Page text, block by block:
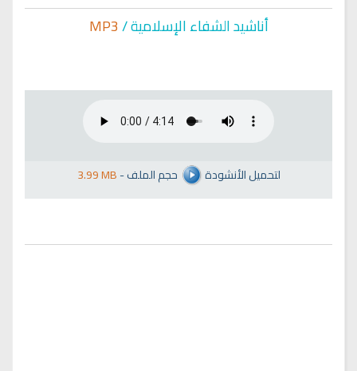
أناشيد الشفاء الإسلامية /MP3
3.99 MB- لتحميل الأنشودة حجم الملف